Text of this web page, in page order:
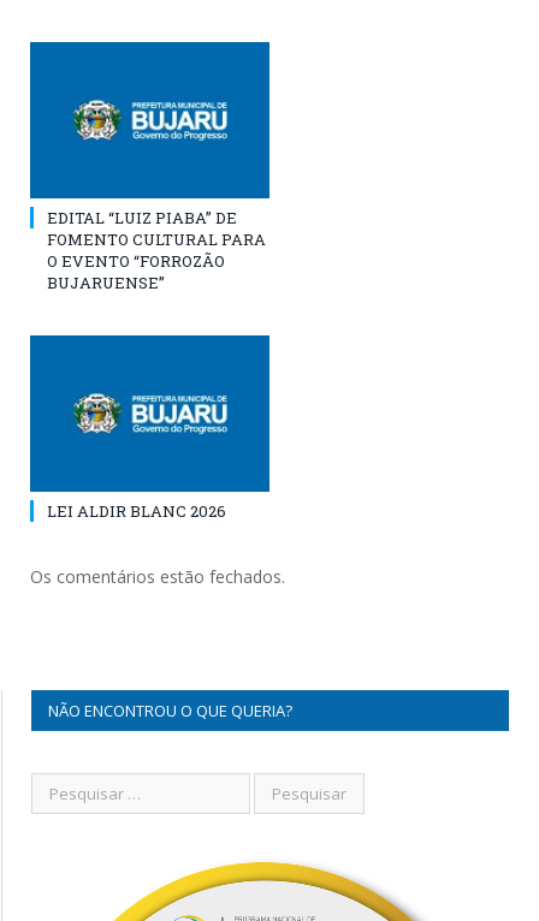
EDITAL “LUIZ PIABA” DE
FOMENTO CULTURAL PARA
O EVENTO “FORROZÃO
BUJARUENSE”
LEI ALDIR BLANC 2026
Os comentários estão fechados.
NÃO ENCONTROU O QUE QUERIA?